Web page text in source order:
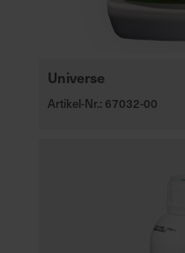
Universe
Artikel-Nr.: 67032-00